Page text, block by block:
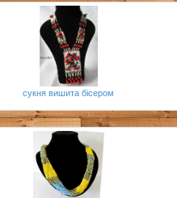
сукня вишита бісером